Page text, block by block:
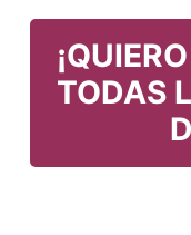
en
TODAS